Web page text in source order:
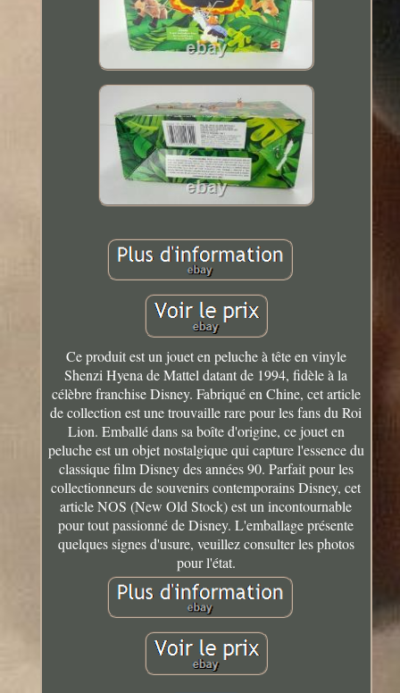
Ce produit est un jouet en peluche à tête en vinyle
Shenzi Hyena de Mattel datant de 1994, fidèle à la
célèbre franchise Disney. Fabriqué en Chine, cet article
de collection est une trouvaille rare pour les fans du Roi
Lion. Emballé dans sa boîte d'origine, ce jouet en
peluche est un objet nostalgique qui capture l'essence du
classique film Disney des années 90. Parfait pour les
collectionneurs de souvenirs contemporains Disney, cet
article NOS (New Old Stock) est un incontournable
pour tout passionné de Disney. L'emballage présente
quelques signes d'usure, veuillez consulter les photos
pour l'état.